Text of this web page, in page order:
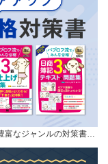
富なジャンルの対策書…